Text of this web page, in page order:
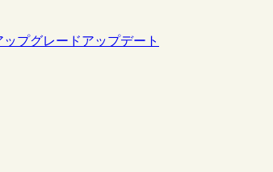
ップグレードアップデート